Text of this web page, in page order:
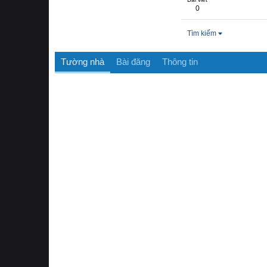
0
Tìm kiếm
Tường nhà Bài đăng Thông tin